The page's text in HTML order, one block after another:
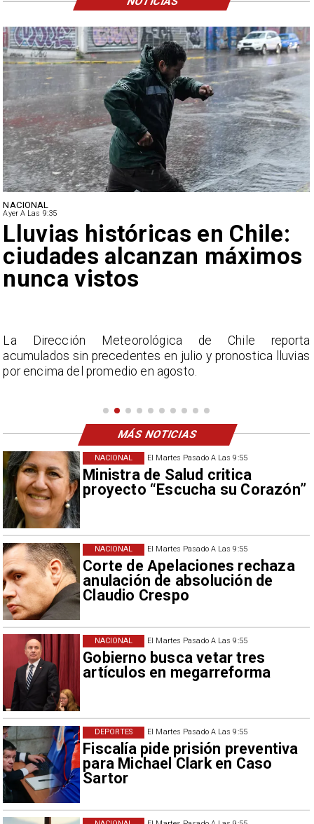
El Martes Pasado A Las 9:55
Ministra de Salud critica
proyecto “Escucha su Corazón”
NACIONAL
El Martes Pasado A Las 9:55
Corte de Apelaciones rechaza
anulación de absolución de
Claudio Crespo
NACIONAL
El Martes Pasado A Las 9:55
Gobierno busca vetar tres
artículos en megarreforma
NACIONAL
El Martes Pasado A Las 9:55
Fiscalía pide prisión preventiva
para Michael Clark en Caso
Sartor
DEPORTES
NACIONAL
Ayer A Las 9:35
Lluvias históricas en Chile:
ciudades alcanzan máximos
nunca vistos
La Dirección Meteorológica de Chile reporta
acumulados sin precedentes en julio y pronostica lluvias
por encima del promedio en agosto.
MÁS NOTICIAS